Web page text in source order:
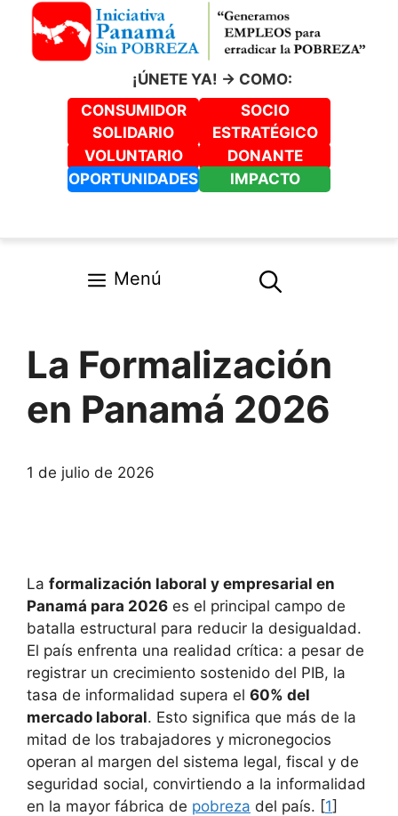
Saltar
contenido
¡ÚNETE YA! -> COMO:
CONSUMIDOR
SOLIDARIO
SOCIO
ESTRATÉGICO
VOLUNTARIO
DONANTE
OPORTUNIDADES
IMPACTO
Menú
La Formalización
en Panamá 2026
1 de julio de 2026
La formalización laboral y empresarial en
Panamá para 2026 es el principal campo de
batalla estructural para reducir la desigualdad.
El país enfrenta una realidad crítica: a pesar de
registrar un crecimiento sostenido del PIB, la
tasa de informalidad supera el 60% del
mercado laboral. Esto significa que más de la
mitad de los trabajadores y micronegocios
operan al margen del sistema legal, fiscal y de
seguridad social, convirtiendo a la informalidad
en la mayor fábrica de pobreza del país. [1]